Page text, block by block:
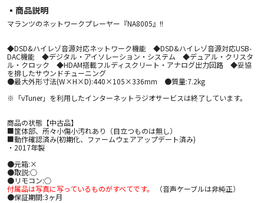
▪︎商品説明
マランツのネットワークプレーヤー『NA8005』!!
◆DSD&ハイレゾ音源対応ネットワーク機能 ◆DSD&ハイレゾ音源対応USB-
DAC機能 ◆デジタル・アイソレーション・システム ◆デュアル・クリスタ
ル・クロック ◆HDAM搭載フルディスクリート・アナログ出力回路 ◆妥協
を排したサウンドチューニング
●最大外形寸法(W×H×D):440×105×336mm ●質量:7.2kg
※「vTuner」を利用したインターネットラジオサービスは終了しています。
商品の状態【中古品】
■筐体部、所々小傷小汚れあり（目立つものは無し）
■動作確認済み(初期化、ファームウェアアップデート済み)
・2017年製
●元箱:×
●取説:○
●リモコン:○
付属品は写真に写っているものがすべてです。
（音声ケーブルは非純正）
●保証期間:3ヶ月